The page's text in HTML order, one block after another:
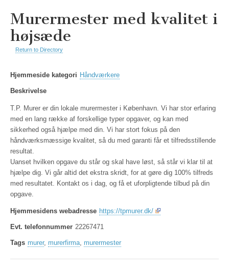
Murermester med kvalitet i
højsæde
Return to Directory
Hjemmeside kategori Håndværkere
Beskrivelse
T.P. Murer er din lokale murermester i København. Vi har stor erfaring
med en lang række af forskellige typer opgaver, og kan med
sikkerhed også hjælpe med din. Vi har stort fokus på den
håndværksmæssige kvalitet, så du med garanti får et tilfredsstillende
resultat.
Uanset hvilken opgave du står og skal have løst, så står vi klar til at
hjælpe dig. Vi går altid det ekstra skridt, for at gøre dig 100% tilfreds
med resultatet. Kontakt os i dag, og få et uforpligtende tilbud på din
opgave.
Hjemmesidens webadresse https://tpmurer.dk/
Evt. telefonnummer 22267471
Tags murer, murerfirma, murermester